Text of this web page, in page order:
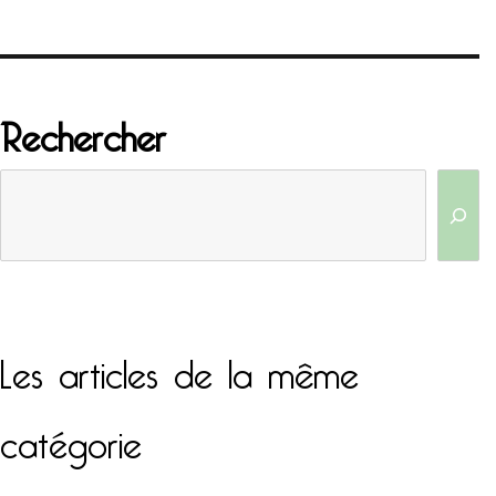
Rechercher
Les articles de la même
catégorie